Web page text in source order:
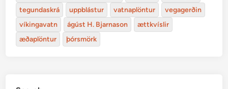
tegundaskrá
uppblástur vatnaplöntur
vegagerðin
víkingavatn
ágúst H. Bjarnason
ættkvíslir
æðaplöntur
þórsmörk